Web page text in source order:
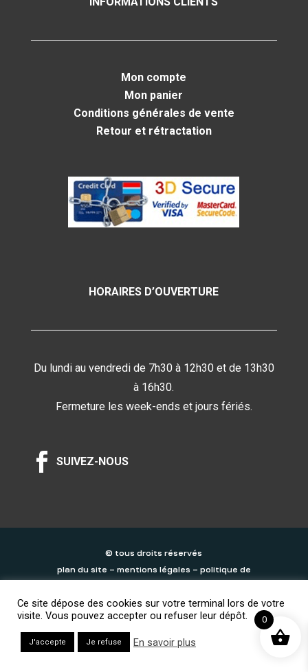
Mon compte
Mon panier
Conditions générales de vente
Retour et rétractation
HORAIRES D’OUVERTURE
Du lundi au vendredi de 7h30 à 12h30 et de 13h30
à 16h30.
Fermeture les week-ends et jours fériés.
 SUIVEZ-NOUS
© tous droits réservés
plan du site – mentions légales – politique de
Ce site dépose des cookies sur votre terminal lors de votre
visite. Vous pouvez accepter ou refuser leur dépôt.
J'accepte Je refuse En savoir plus
0